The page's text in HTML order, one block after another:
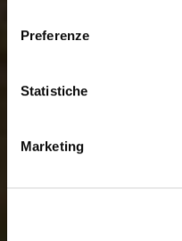
Preferenze
Statistiche
Marketing